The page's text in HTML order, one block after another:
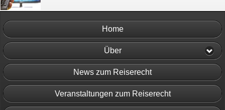
Home
Über
News zum Reiserecht
Veranstaltungen zum Reiserecht